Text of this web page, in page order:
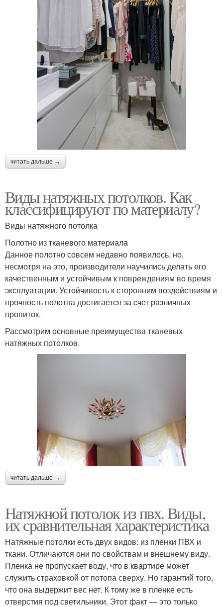
читать дальше →
Виды натяжных потолков. Как
классифицируют по материалу?
Виды натяжного потолка
Полотно из тканевого материала
Данное полотно совсем недавно появилось, но,
несмотря на это, производители научились делать его
качественным и устойчивым к повреждениям во время
эксплуатации. Устойчивость к сторонним воздействиям и
прочность полотна достигается за счет различных
пропиток.
Рассмотрим основные преимущества тканевых
натяжных потолков.
читать дальше →
Натяжной потолок из пвх. Виды,
их сравнительная характеристика
Натяжные потолки есть двух видов: из пленки ПВХ и
ткани. Отличаются они по свойствам и внешнему виду.
Пленка не пропускает воду, что в квартире может
служить страховкой от потопа сверху. Но гарантий того,
что она выдержит вес нет. К тому же в пленке есть
отверстия под светильники. Этот факт — это только